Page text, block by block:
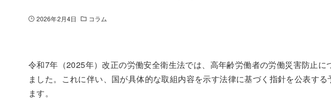
2026年2月4日 コラム
令和7年（2025年）改正の労働安全衛生法では、高年齢労働者の労働災害防止
ました。これに伴い、国が具体的な取組内容を示す法律に基づく指針を公表す
ます。